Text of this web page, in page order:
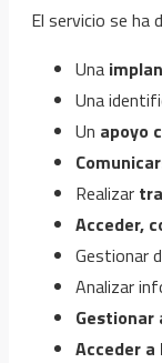
El servicio se ha
Una
Una
Un apoyo
Realizar
Acceder,
Gestionar
Analizar
Acceder a